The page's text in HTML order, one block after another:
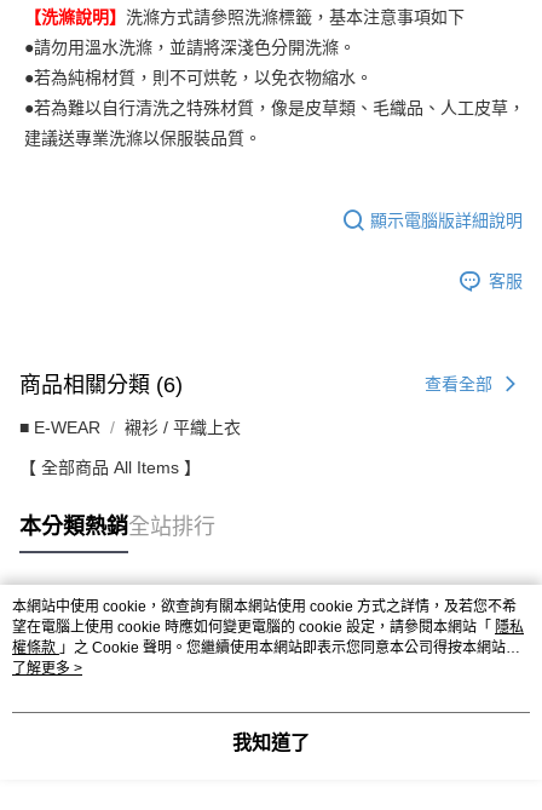
【洗滌說明】 洗滌方式請參照洗滌標籤，基本注意事項如下
●請勿用溫水洗滌，並請將深淺色分開洗滌。
●若為純棉材質，則不可烘乾，以免衣物縮水。
●若為難以自行清洗之特殊材質，像是皮草類、毛織品、人工皮草，
建議送專業洗滌以保服裝品質。
顯示電腦版詳細說明
客服
商品相關分類 (6) 查看全部
■ E-WEAR 襯衫 / 平織上衣
【 全部商品 All Items 】
本分類熱銷全站排行
熱門標籤
本網站中使用 cookie，欲查詢有關本網站使用 cookie 方式之詳情，及若您不希
望在電腦上使用 cookie 時應如何變更電腦的 cookie 設定，請參閱本網站「 隱私
權條款 」之 Cookie 聲明。您繼續使用本網站即表示您同意本公司得按本網站使
用條款之 Cookie 聲明使用 cookie。
了解更多 >
我知道了